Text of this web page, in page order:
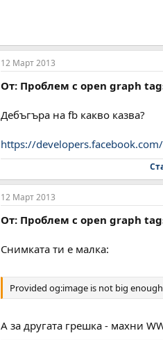
12 Март 2013
От: Проблем с оpen graph
Дебъгъра на fb какво казва?
https://
12 Март 2013
От: Проблем с оpen graph
Снимката ти е малка:
Provided og:image is not big
А за другата грешка - махни